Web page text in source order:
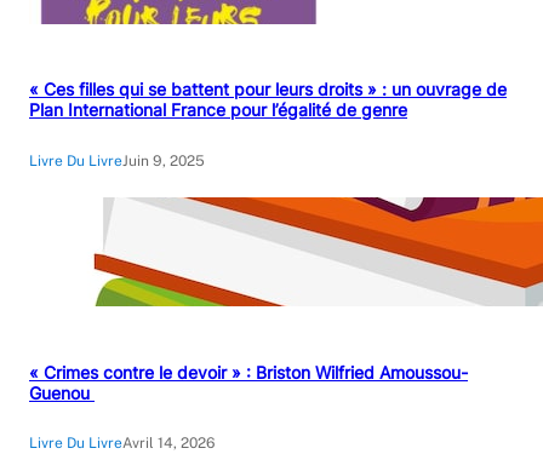
« Ces filles qui se battent pour leurs droits » : un ouvrage de
Plan International France pour l’égalité de genre
Livre Du LivreJuin 9, 2025
« Crimes contre le devoir » : Briston Wilfried Amoussou-
Guenou
Livre Du LivreAvril 14, 2026